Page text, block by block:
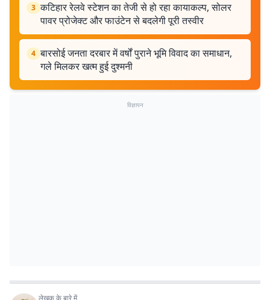
3 कटिहार रेलवे स्टेशन का तेजी से हो रहा कायाकल्प, सोलर
पावर प्रोजेक्ट और फाउंटेन से बदलेगी पूरी तस्वीर
4 बारसोई जनता दरबार में वर्षों पुराने भूमि विवाद का समाधान,
गले मिलकर खत्म हुई दुश्मनी
विज्ञापन
लेखक के बारे में